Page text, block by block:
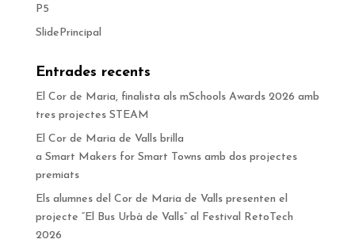
P5
SlidePrincipal
Entrades recents
El Cor de Maria, finalista als mSchools Awards 2026 amb
tres projectes STEAM
El Cor de Maria de Valls brilla
a Smart Makers for Smart Towns amb dos projectes
premiats
Els alumnes del Cor de Maria de Valls presenten el
projecte “El Bus Urbà de Valls” al Festival RetoTech
2026